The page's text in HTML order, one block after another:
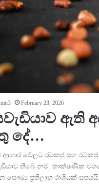
February 23, 2026
ඇති
දේ…
ආහාර වේලට රටකජු සහ
තිබේ නම්. තාක්ෂණික
සෞඛ්‍ය ප්‍රතිලාභ රාශියක්